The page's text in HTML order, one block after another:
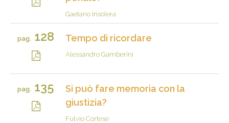
Gaetano Insolera
pag. 128 Tempo di ricordare
Alessandro Gamberini
pag. 135
Si può fare memoria con la
giustizia?
Fulvio Cortese